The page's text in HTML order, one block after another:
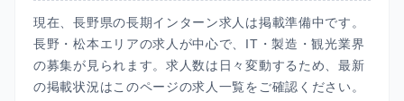
現在、長野県の長期インターン求人は掲載準備中です。
長野・松本エリアの求人が中心で、IT・製造・観光業界
の募集が見られます。求人数は日々変動するため、最新
の掲載状況はこのページの求人一覧をご確認ください。